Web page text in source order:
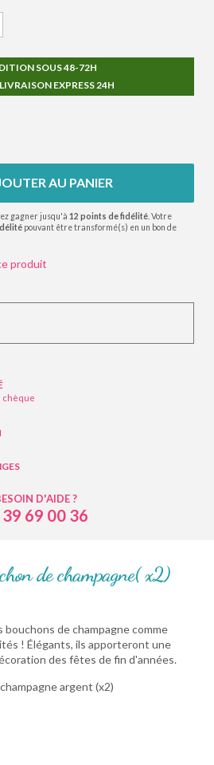
SOUS 48-72H
EXPRESS 24H
AU PANIER
gagner jusqu'à 12 points de fidélité . Votre
pouvant être transformé(s) en un bon de
produit
chèque
D'AIDE ?
69 00 36
de champagne( x2)
de champagne comme
! Élégants, ils apporteront une
des fêtes de fin d'années.
argent (x2)